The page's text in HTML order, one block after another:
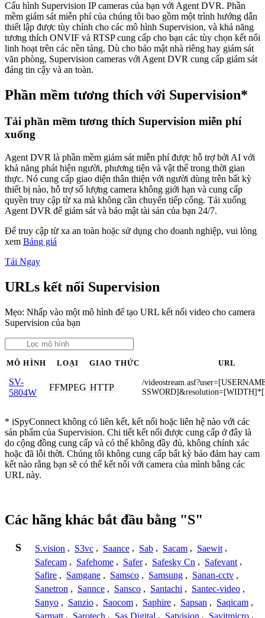
Cấu hình Supervision IP cameras của bạn với Agent DVR. Phần
mềm giám sát miễn phí của chúng tôi bao gồm một trình hướng dẫn
thiết lập được tùy chỉnh cho các mô hình Supervision, và khả năng
tương thích ONVIF và RTSP cung cấp cho bạn các tùy chọn kết nối
linh hoạt trên các nền tảng. Dù cho bảo mật nhà riêng hay giám sát
văn phòng, Supervision cameras với Agent DVR cung cấp giám sát
đáng tin cậy và an toàn.
Phần mềm tương thích với Supervision*
Tải phần mềm tương thích Supervision miễn phí
xuống
Agent DVR là phần mềm giám sát miễn phí được hỗ trợ bởi AI với
khả năng phát hiện người, phương tiện và vật thể trong thời gian
thực. Nó cung cấp giao diện thân thiện với người dùng trên bất kỳ
thiết bị nào, hỗ trợ số lượng camera không giới hạn và cung cấp
quyền truy cập từ xa mà không cần chuyển tiếp cổng. Tải xuống
Agent DVR để giám sát và bảo mật tài sản của bạn 24/7.
Để truy cập từ xa an toàn hoặc sử dụng cho doanh nghiệp, vui lòng
xem Bảng giá
Tải Ngay
URLs kết nối Supervision
Mẹo: Nhấp vào một mô hình để tạo URL kết nối video cho camera
Supervision của bạn
MÔ HÌNH LOẠI GIAO THỨC URL
SV-
5804W
FFMPEG HTTP
/
* iSpyConnect không có liên kết, kết nối hoặc liên hệ nào với các
sản phẩm của Supervision. Chi tiết kết nối được cung cấp ở đây là
do cộng đồng cung cấp và có thể không đầy đủ, không chính xác
hoặc đã lỗi thời. Chúng tôi không cung cấp bất kỳ bảo đảm hay cam
kết nào rằng bạn sẽ có thể kết nối với camera của mình bằng các
URL này.
Các hãng khác bắt đầu bằng "S"
S S.vision , S3vc , Saance , Sab , Sacam , Saewit ,
Safecam , Safehome , Safer , Safesky Cn , Safevant ,
Safire , Samgane , Samsco , Samsung , Sanan-cctv ,
Sanetron , Sannce , Sansco , Santachi , Santec-video ,
Sanyo , Sanzio , Saocom , Saphire , Sapsan , Saqicam ,
Sarmatt , Sarotech , Sas Digital , Satvision , Savitmicro ,